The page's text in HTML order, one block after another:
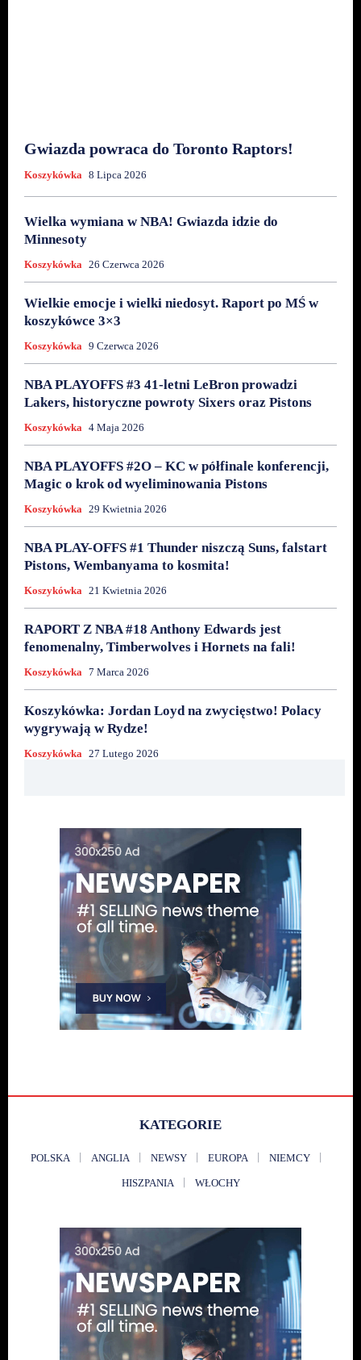
Gwiazda powraca do Toronto Raptors!
Koszykówka 8 Lipca 2026
Wielka wymiana w NBA! Gwiazda idzie do
Minnesoty
Koszykówka 26 Czerwca 2026
Wielkie emocje i wielki niedosyt. Raport po MŚ w
koszykówce 3×3
Koszykówka 9 Czerwca 2026
NBA PLAYOFFS #3 41-letni LeBron prowadzi
Lakers, historyczne powroty Sixers oraz Pistons
Koszykówka 4 Maja 2026
NBA PLAYOFFS #2O – KC w półfinale konferencji,
Magic o krok od wyeliminowania Pistons
Koszykówka 29 Kwietnia 2026
NBA PLAY-OFFS #1 Thunder niszczą Suns, falstart
Pistons, Wembanyama to kosmita!
Koszykówka 21 Kwietnia 2026
RAPORT Z NBA #18 Anthony Edwards jest
fenomenalny, Timberwolves i Hornets na fali!
Koszykówka 7 Marca 2026
Koszykówka: Jordan Loyd na zwycięstwo! Polacy
wygrywają w Rydze!
Koszykówka 27 Lutego 2026
KATEGORIE
POLSKA ANGLIA NEWSY EUROPA NIEMCY
HISZPANIA WŁOCHY